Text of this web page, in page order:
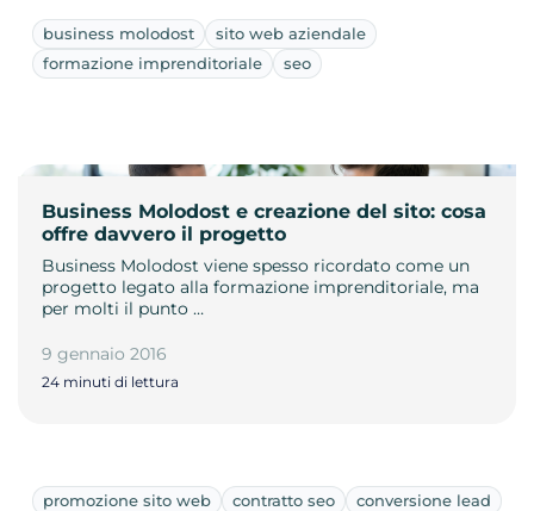
business molodost
sito web aziendale
formazione imprenditoriale
seo
Business Molodost e creazione del sito: cosa
offre davvero il progetto
Business Molodost viene spesso ricordato come un
progetto legato alla formazione imprenditoriale, ma
per molti il punto …
9 gennaio 2016
24 minuti di lettura
promozione sito web contratto seo
conversione lead